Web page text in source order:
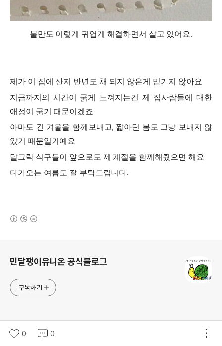
불만도 이렇게 귀엽게 해결하면서 살고 있어요.
제가 이 집에 산지 반년도 채 되지 않은게 믿기지 않아요
지금까지의 시간이 굵게 느껴지는건 제 집사람들에 대한
애정이 굵기 때문이겠죠
아마도 긴 겨울을 함께보내고, 짧아던 봄도 그냥 보내지 않
았기 때문일거예요
달그락 식구들이 앞으로도 제 계절을 함께해줬으면 해요
다가오는 여름도 잘 부탁드립니다.
민달팽이유니온 공식블로그
구독하기
0 0